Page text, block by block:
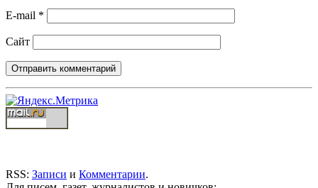
E-mail *
Сайт
RSS: Записи и Комментарии.